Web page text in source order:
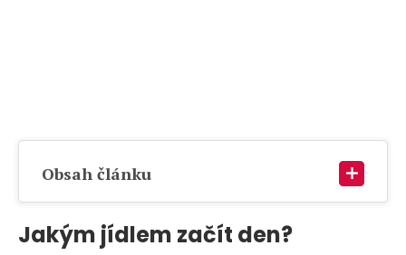
Obsah článku
Jakým jídlem začít den?